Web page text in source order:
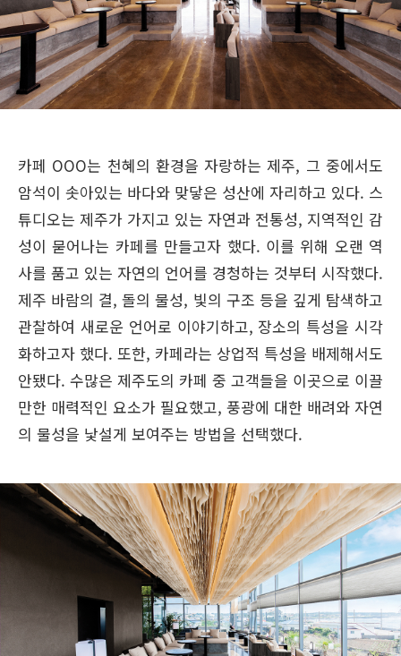
카페 OOO는 천혜의 환경을 자랑하는 제주, 그 중에서도
암석이 솟아있는 바다와 맞닿은 성산에 자리하고 있다. 스
튜디오는 제주가 가지고 있는 자연과 전통성, 지역적인 감
성이 묻어나는 카페를 만들고자 했다. 이를 위해 오랜 역
사를 품고 있는 자연의 언어를 경청하는 것부터 시작했다.
제주 바람의 결, 돌의 물성, 빛의 구조 등을 깊게 탐색하고
관찰하여 새로운 언어로 이야기하고, 장소의 특성을 시각
화하고자 했다. 또한, 카페라는 상업적 특성을 배제해서도
안됐다. 수많은 제주도의 카페 중 고객들을 이곳으로 이끌
만한 매력적인 요소가 필요했고, 풍광에 대한 배려와 자연
의 물성을 낯설게 보여주는 방법을 선택했다.